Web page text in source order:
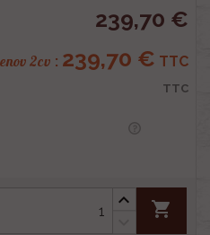
239,70 €
2cv : 239,70 € TTC
TTC
shopping_cart